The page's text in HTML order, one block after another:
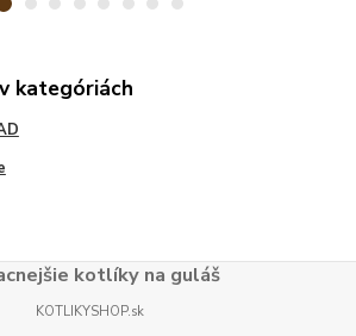
kategóriách
kotlíky na guláš
KOTLIKYSHOP.sk